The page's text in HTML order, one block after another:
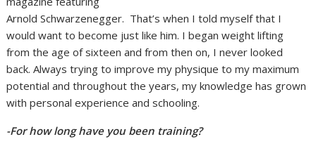
Arnold Schwarzenegger. That’s when I told myself that I
would want to become just like him. I began weight lifting
from the age of sixteen and from then on, I never looked
back. Always trying to improve my physique to my maximum
potential and throughout the years, my knowledge has grown
with personal experience and schooling.
-For how long have you been training?